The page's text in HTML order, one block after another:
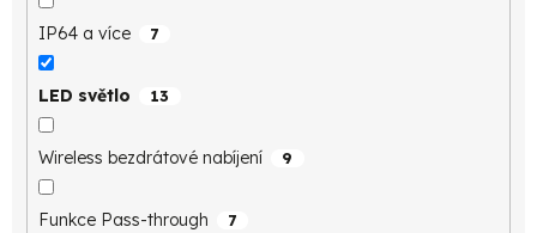
IP64 a více 7
LED světlo 13
Wireless bezdrátové nabíjení 9
Funkce Pass-through 7